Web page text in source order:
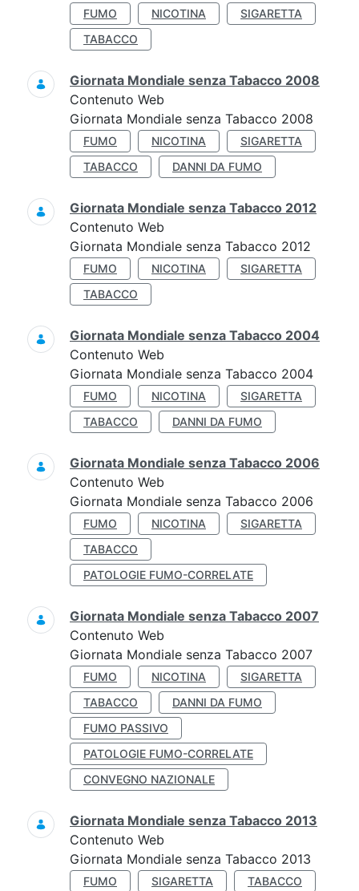
FUMO NICOTINA
SIGARETTA
TABACCO
Giornata Mondiale senza Tabacco 2008
Contenuto Web
Giornata Mondiale senza Tabacco 2008
FUMO NICOTINA
SIGARETTA
TABACCO
DANNI DA FUMO
Giornata Mondiale senza Tabacco 2012
Contenuto Web
Giornata Mondiale senza Tabacco 2012
FUMO NICOTINA
SIGARETTA
TABACCO
Giornata Mondiale senza Tabacco 2004
Contenuto Web
Giornata Mondiale senza Tabacco 2004
FUMO NICOTINA
SIGARETTA
TABACCO
DANNI DA FUMO
Giornata Mondiale senza Tabacco 2006
Contenuto Web
Giornata Mondiale senza Tabacco 2006
FUMO NICOTINA
SIGARETTA
TABACCO
PATOLOGIE FUMO-CORRELATE
Giornata Mondiale senza Tabacco 2007
Contenuto Web
Giornata Mondiale senza Tabacco 2007
FUMO NICOTINA
SIGARETTA
TABACCO
DANNI DA FUMO
FUMO PASSIVO
PATOLOGIE FUMO-CORRELATE
CONVEGNO NAZIONALE
Giornata Mondiale senza Tabacco 2013
Contenuto Web
Giornata Mondiale senza Tabacco 2013
FUMO SIGARETTA TABACCO